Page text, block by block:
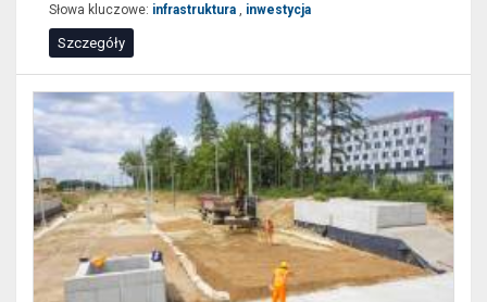
Słowa kluczowe: infrastruktura inwestycja
Szczegóły